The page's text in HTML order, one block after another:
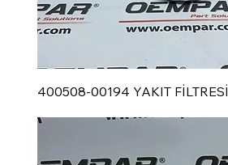
400508-00194 YAKIT FİLTRESİ